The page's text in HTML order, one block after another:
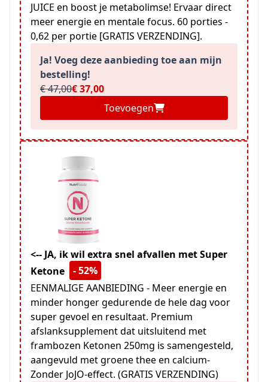
JUICE en boost je metabolimse! Ervaar direct
meer energie en mentale focus. 60 porties -
0,62 per portie [GRATIS VERZENDING].
Ja! Voeg deze aanbieding toe aan mijn
bestelling!
€ 47,00€ 37,00
Toevoegen
<-- JA, ik wil extra snel afvallen met Super
Ketone
- 52%
EENMALIGE AANBIEDING - Meer energie en
minder honger gedurende de hele dag voor
super gevoel en resultaat. Premium
afslanksupplement dat uitsluitend met
frambozen Ketonen 250mg is samengesteld,
aangevuld met groene thee en calcium-
Zonder JoJO-effect. (GRATIS VERZENDING)